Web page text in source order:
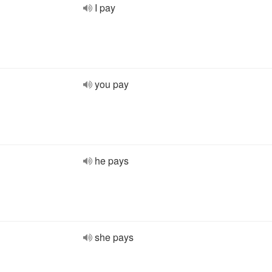
I pay
you pay
he pays
she pays